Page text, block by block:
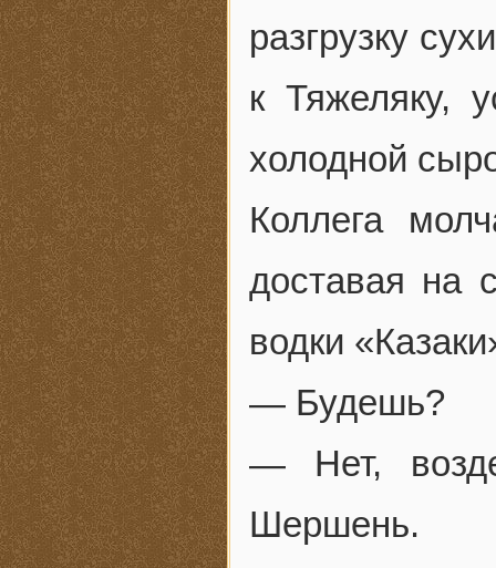
разгрузку
к Тяжеляку,
холодной
Коллега
доставая на
водки
— Будешь?
— Нет,
Шершень.